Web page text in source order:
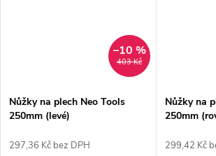
403 Kč
–10 %
Nůžky na plech Neo Tools
250mm (levé)
297,36 Kč bez DPH
Nůžky na
250mm
299,42 Kč